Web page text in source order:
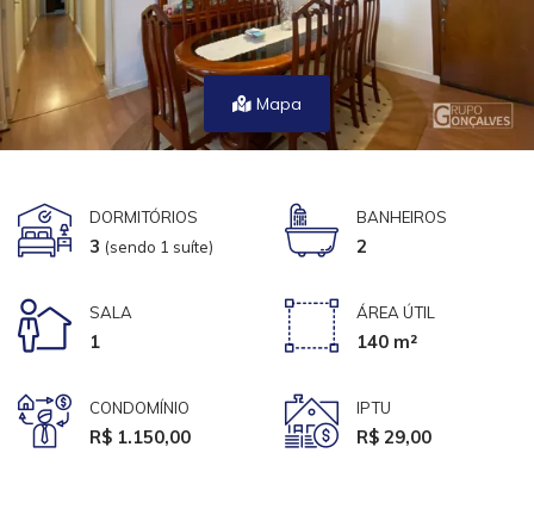
Mapa
DORMITÓRIOS
3 (sendo 1 suíte)
BANHEIROS
2
SALA
1
ÁREA ÚTIL
140 m²
CONDOMÍNIO
R$ 1.150,00
IPTU
R$ 29,00